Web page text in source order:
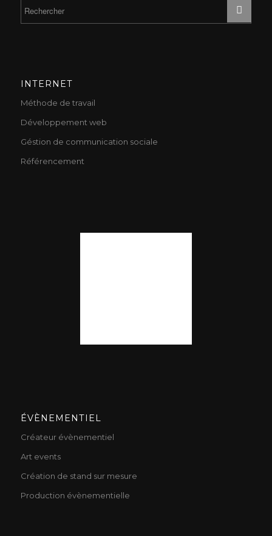
INTERNET
Méthode de travail
Développement web
Géstion de communication sociale
Référencement
ÉVÈNEMENTIEL
Créateur évènementiel
Art events
Création de stand sur mesure
Production évènementielle